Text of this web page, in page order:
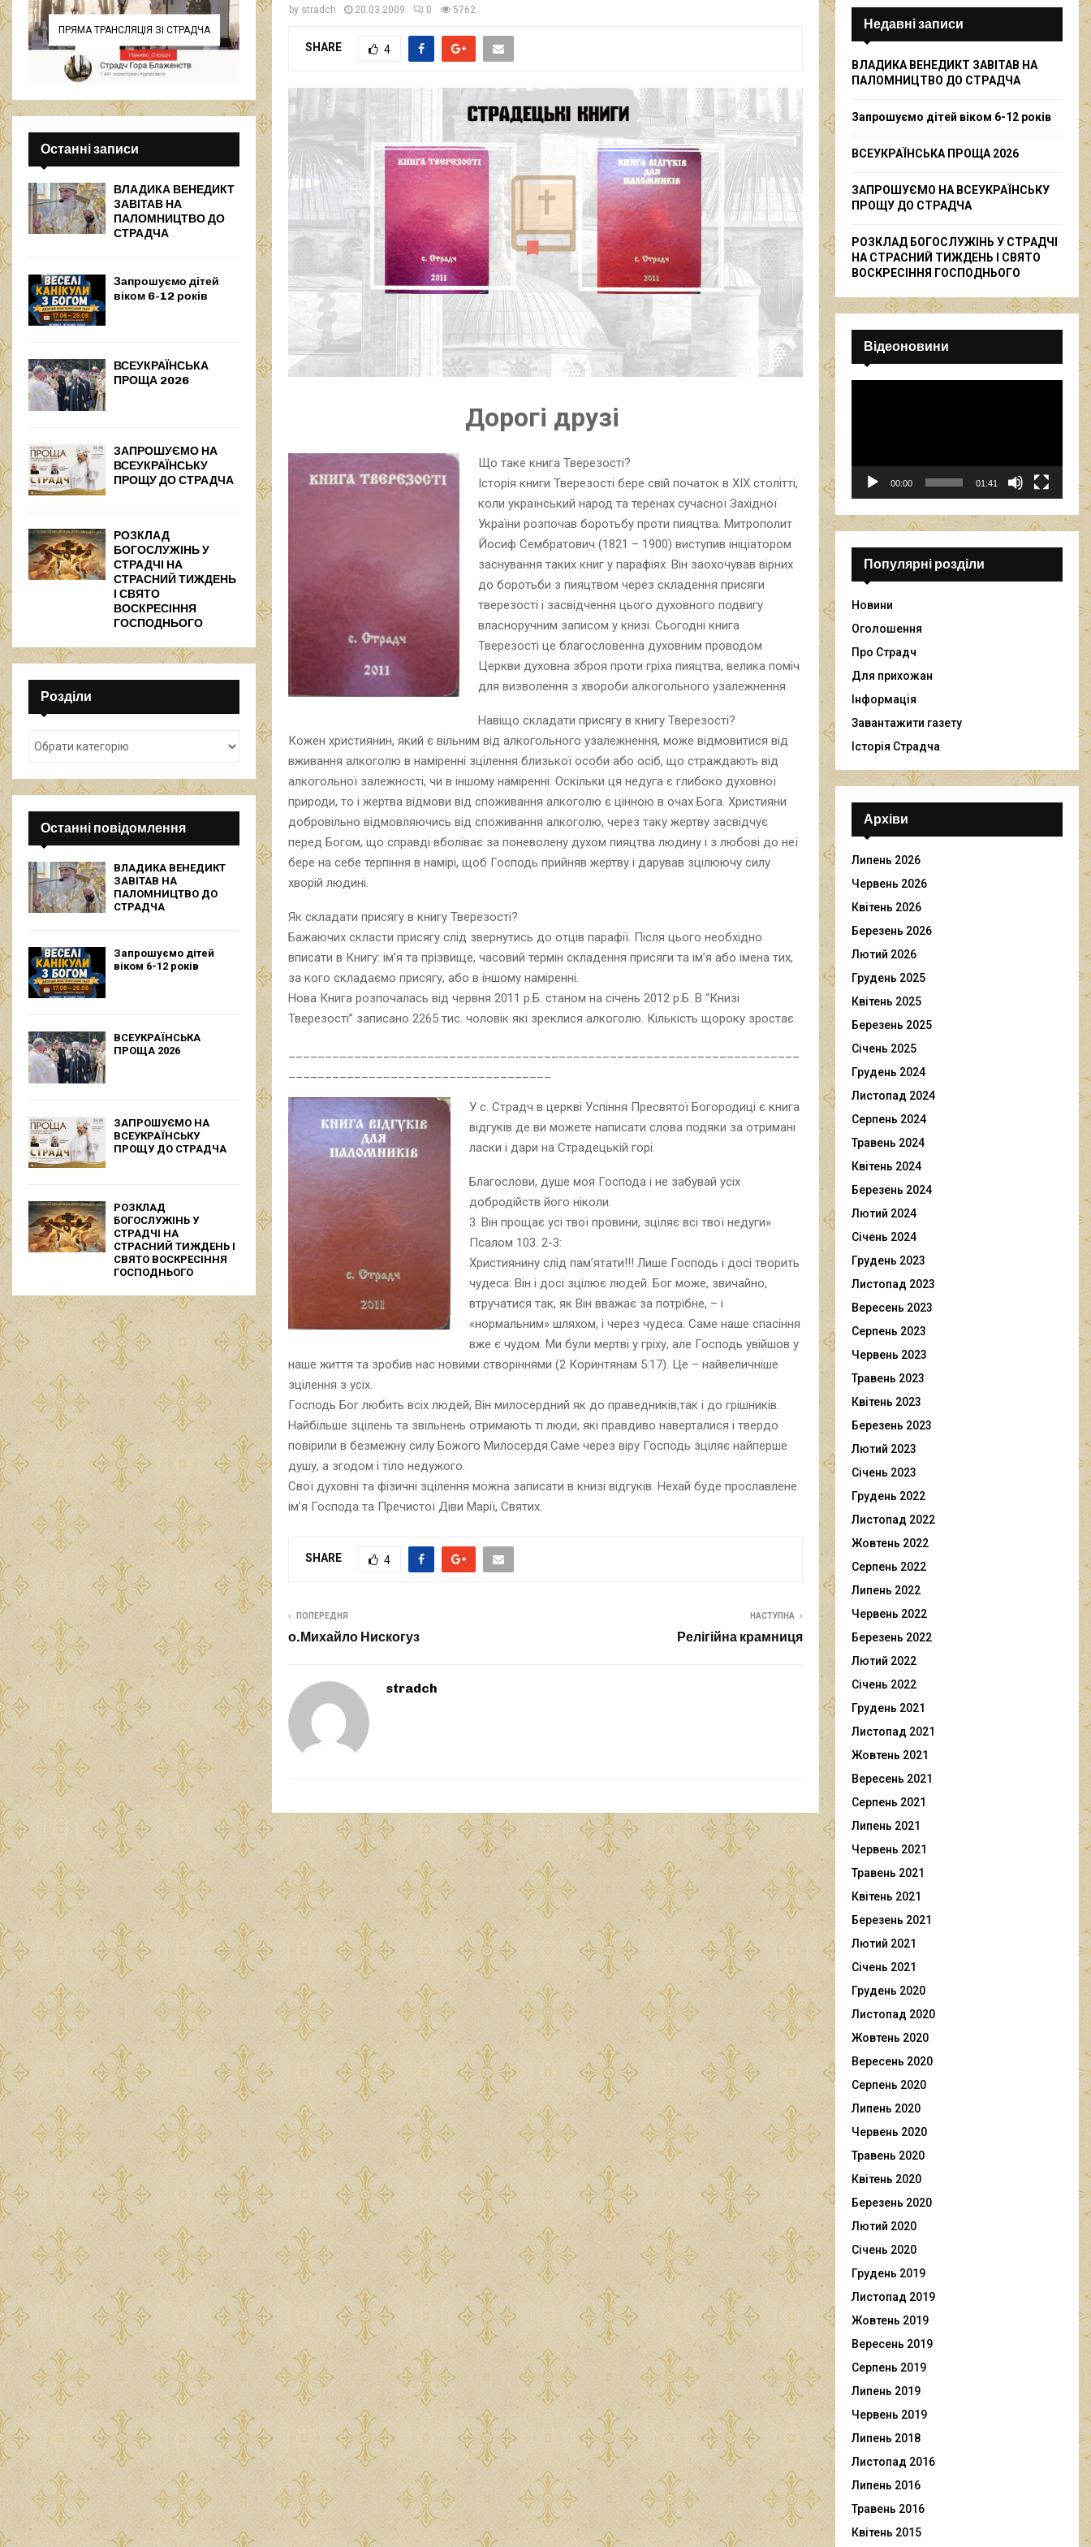
by stradch 20.03.2009 0 5762
SHARE 4
Дорогі друзі
Що таке книга Тверезості?
Історія книги Тверезості бере свій початок в ХІХ столітті,
коли український народ та теренах сучасної Західної
України розпочав боротьбу проти пияцтва. Митрополит
Йосиф Сембратович (1821 – 1900) виступив ініціатором
заснування таких книг у парафіях. Він заохочував вірних
до боротьби з пияцтвом через складення присяги
тверезості і засвідчення цього духовного подвигу
власноручним записом у книзі. Сьогодні книга
Тверезості це благословенна духовним проводом
Церкви духовна зброя проти гріха пияцтва, велика поміч
для визволення з хвороби алкогольного узалежнення.
Навіщо складати присягу в книгу Тверезості?
Кожен християнин, який є вільним від алкогольного узалежнення, може відмовитися від
вживання алкоголю в наміренні зцілення близької особи або осіб, що страждають від
алкогольної залежності, чи в іншому наміренні. Оскільки ця недуга є глибоко духовної
природи, то і жертва відмови від споживання алкоголю є цінною в очах Бога. Християни
добровільно відмовляючись від споживання алкоголю, через таку жертву засвідчує
перед Богом, що справді вболіває за поневолену духом пияцтва людину і з любові до неї
бере на себе терпіння в намірі, щоб Господь прийняв жертву і дарував зцілюючу силу
хворій людині.
Як складати присягу в книгу Тверезості?
Бажаючих скласти присягу слід звернутись до отців парафії. Після цього необхідно
вписати в Книгу: ім’я та прізвище, часовий термін складення присяги та ім’я або імена тих,
за кого складаємо присягу, або в іншому наміренні.
Нова Книга розпочалась від червня 2011 р.Б. станом на січень 2012 р.Б. В “Книзі
Тверезості” записано 2265 тис. чоловік які зреклися алкоголю. Кількість щороку зростає.
У с. Страдч в церкві Успіння Пресвятої Богородиці є книга
відгуків де ви можете написати слова подяки за отримані
ласки і дари на Страдецькій горі.
Благослови, душе моя Господа і не забувай усіх
добродійств його ніколи.
3. Він прощає усі твої провини, зціляє всі твої недуги»
Псалом 103. 2-3:
Християнину слід пам’ятати!!! Лише Господь і досі творить
чудеса. Він і досі зцілює людей. Бог може, звичайно,
втручатися так, як Він вважає за потрібне, – і
«нормальним» шляхом, і через чудеса. Саме наше спасіння
вже є чудом. Ми були мертві у гріху, але Господь увійшов у
наше життя та зробив нас новими створіннями (2 Коринтянам 5:17). Це – найвеличніше
зцілення з усіх.
Господь Бог любить всіх людей, Він милосердний як до праведників,так і до грішників.
Найбільше зцілень та звільнень отримають ті люди, які правдиво наверталися і твердо
повірили в безмежну силу Божого Милосердя.Саме через віру Господь зціляє найперше
душу, а згодом і тіло недужого.
Свої духовні та фізичні зцілення можна записати в книзі відгуків. Нехай буде прославлене
ім’я Господа та Пречистої Діви Марії, Святих.
SHARE 4
ПОПЕРЕДНЯ
о.Михайло Нискогуз
НАСТУПНА
Релігійна крамниця
stradch
ПРЯМА ТРАНСЛЯЦІЯ ЗІ СТРАДЧА
Останні записи
ВЛАДИКА ВЕНЕДИКТ
ЗАВІТАВ НА
ПАЛОМНИЦТВО ДО
СТРАДЧА
Запрошуємо дітей
віком 6-12 років
ВСЕУКРАЇНСЬКА
ПРОЩА 2026
ЗАПРОШУЄМО НА
ВСЕУКРАЇНСЬКУ
ПРОЩУ ДО СТРАДЧА
РОЗКЛАД
БОГОСЛУЖІНЬ У
СТРАДЧІ НА
СТРАСНИЙ ТИЖДЕНЬ
І СВЯТО
ВОСКРЕСІННЯ
ГОСПОДНЬОГО
Розділи
Останні повідомлення
ВЛАДИКА ВЕНЕДИКТ
ЗАВІТАВ НА
ПАЛОМНИЦТВО ДО
СТРАДЧА
Запрошуємо дітей
віком 6-12 років
ВСЕУКРАЇНСЬКА
ПРОЩА 2026
ЗАПРОШУЄМО НА
ВСЕУКРАЇНСЬКУ
ПРОЩУ ДО СТРАДЧА
РОЗКЛАД
БОГОСЛУЖІНЬ У
СТРАДЧІ НА
СТРАСНИЙ ТИЖДЕНЬ І
СВЯТО ВОСКРЕСІННЯ
ГОСПОДНЬОГО
r
:
E
A
Недавні записи
ВЛАДИКА ВЕНЕДИКТ ЗАВІТАВ НА
ПАЛОМНИЦТВО ДО СТРАДЧА
Запрошуємо дітей віком 6-12 років
ВСЕУКРАЇНСЬКА ПРОЩА 2026
ЗАПРОШУЄМО НА ВСЕУКРАЇНСЬКУ
ПРОЩУ ДО СТРАДЧА
РОЗКЛАД БОГОСЛУЖІНЬ У СТРАДЧІ
НА СТРАСНИЙ ТИЖДЕНЬ І СВЯТО
ВОСКРЕСІННЯ ГОСПОДНЬОГО
Відеоновини
г
ч
00:00 01:41
Популярні розділи
Новини
Оголошення
Про Страдч
Для прихожан
Інформація
Завантажити газету
Історія Страдча
Архіви
Липень 2026
Червень 2026
Квітень 2026
Березень 2026
Лютий 2026
Грудень 2025
Квітень 2025
Березень 2025
Січень 2025
Грудень 2024
Листопад 2024
Серпень 2024
Травень 2024
Квітень 2024
Березень 2024
Лютий 2024
Січень 2024
Грудень 2023
Листопад 2023
Вересень 2023
Серпень 2023
Червень 2023
Травень 2023
Квітень 2023
Березень 2023
Лютий 2023
Січень 2023
Грудень 2022
Листопад 2022
Жовтень 2022
Серпень 2022
Липень 2022
Червень 2022
Березень 2022
Лютий 2022
Січень 2022
Грудень 2021
Листопад 2021
Жовтень 2021
Вересень 2021
Серпень 2021
Липень 2021
Червень 2021
Травень 2021
Квітень 2021
Березень 2021
Лютий 2021
Січень 2021
Грудень 2020
Листопад 2020
Жовтень 2020
Вересень 2020
Серпень 2020
Липень 2020
Червень 2020
Травень 2020
Квітень 2020
Березень 2020
Лютий 2020
Січень 2020
Грудень 2019
Листопад 2019
Жовтень 2019
Вересень 2019
Серпень 2019
Липень 2019
Червень 2019
Липень 2018
Листопад 2016
Липень 2016
Травень 2016
Квітень 2015